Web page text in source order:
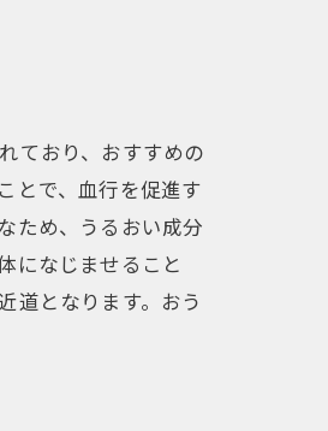
ており、おすすめの
とで、血行を促進す
ため、うるおい成分
になじませること
道となります。おう